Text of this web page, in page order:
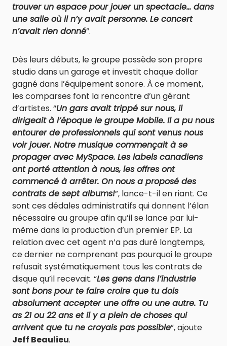
trouver un espace pour jouer un spectacle… dans
une salle où il n’y avait personne. Le concert
n’avait rien donné”.
Dès leurs débuts, le groupe possède son propre
studio dans un garage et investit chaque dollar
gagné dans l’équipement sonore. À ce moment,
les comparses font la rencontre d’un gérant
d’artistes. “Un gars avait trippé sur nous, il
dirigeait à l’époque le groupe Mobile. Il a pu nous
entourer de professionnels qui sont venus nous
voir jouer. Notre musique commençait à se
propager avec MySpace. Les labels canadiens
ont porté attention à nous, les offres ont
commencé à arrêter. On nous a proposé des
contrats de sept albums!”, lance-t-il en riant. Ce
sont ces dédales administratifs qui donnent l’élan
nécessaire au groupe afin qu’il se lance par lui-
même dans la production d’un premier EP. La
relation avec cet agent n’a pas duré longtemps,
ce dernier ne comprenant pas pourquoi le groupe
refusait systématiquement tous les contrats de
disque qu’il recevait. “Les gens dans l’industrie
sont bons pour te faire croire que tu dois
absolument accepter une offre ou une autre. Tu
as 21 ou 22 ans et il y a plein de choses qui
arrivent que tu ne croyais pas possible”, ajoute
Jeff Beaulieu.